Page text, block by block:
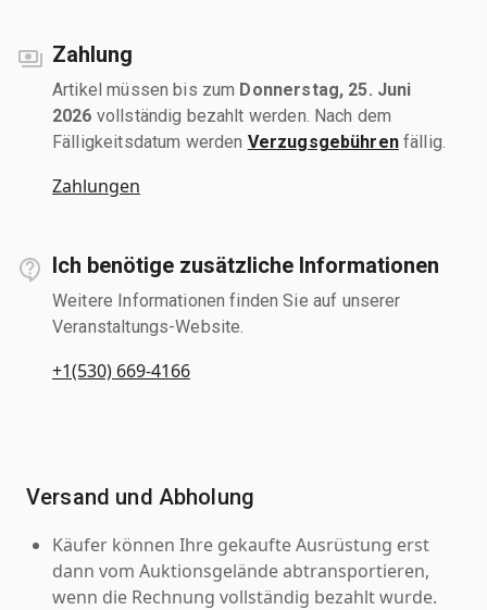
Zahlung
Artikel müssen bis zum Donnerstag, 25. Juni
2026 vollständig bezahlt werden. Nach dem
Fälligkeitsdatum werden Verzugsgebührenfällig.
Zahlungen
Ich benötige zusätzliche Informationen
Weitere Informationen finden Sie auf unserer
Veranstaltungs-Website.
+1(530) 669-4166
Versand und Abholung
Käufer können Ihre gekaufte Ausrüstung erst
dann vom Auktionsgelände abtransportieren,
wenn die Rechnung vollständig bezahlt wurde.